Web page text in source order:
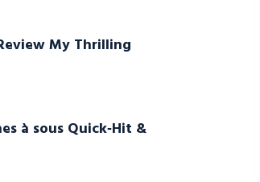
My Thrilling
à sous Quick‑Hit &